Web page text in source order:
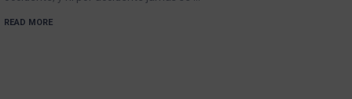
READ MORE